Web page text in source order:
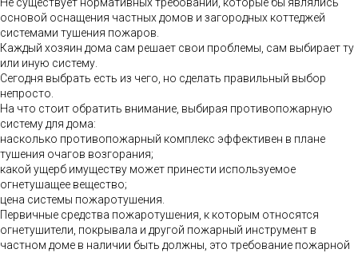
Не существует нормативных требований, которые бы являлись
основой оснащения частных домов и загородных коттеджей
системами тушения пожаров.
Каждый хозяин дома сам решает свои проблемы, сам выбирает ту
или иную систему.
Сегодня выбрать есть из чего, но сделать правильный выбор
непросто.
На что стоит обратить внимание, выбирая противопожарную
систему для дома:
насколько противопожарный комплекс эффективен в плане
тушения очагов возгорания;
какой ущерб имуществу может принести используемое
огнетушащее вещество;
цена системы пожаротушения.
Первичные средства пожаротушения, к которым относятся
огнетушители, покрывала и другой пожарный инструмент в
частном доме в наличии быть должны, это требование пожарной